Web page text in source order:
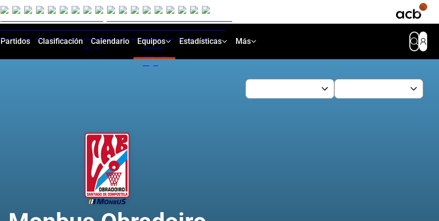
Partidos Clasificación Calendario Equipos Estadísticas Más